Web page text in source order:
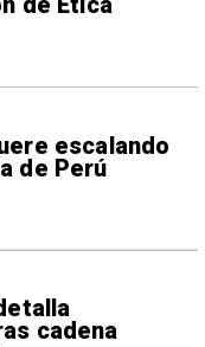
de Ética
escalando
de Perú
cadena